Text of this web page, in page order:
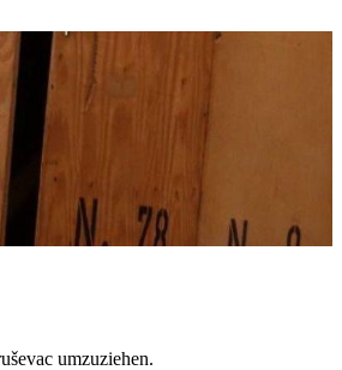
umzuziehen.